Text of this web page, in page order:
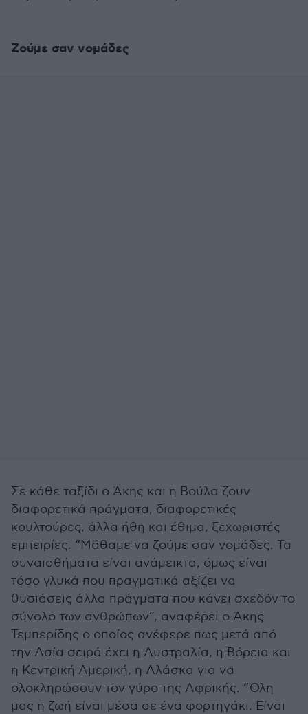
Ζούμε σαν νομάδες
Σε κάθε ταξίδι ο Άκης και η Βούλα ζουν
διαφορετικά πράγματα, διαφορετικές
κουλτούρες, άλλα ήθη και έθιμα, ξεχωριστές
εμπειρίες. “Μάθαμε να ζούμε σαν νομάδες. Τα
συναισθήματα είναι ανάμεικτα, όμως είναι
τόσο γλυκά που πραγματικά αξίζει να
θυσιάσεις άλλα πράγματα που κάνει σχεδόν το
σύνολο των ανθρώπων”, αναφέρει ο Άκης
Τεμπερίδης ο οποίος ανέφερε πως μετά από
την Ασία σειρά έχει η Αυστραλία, η Βόρεια και
η Κεντρική Αμερική, η Αλάσκα για να
ολοκληρώσουν τον γύρο της Αφρικής. “Όλη
μας η ζωή είναι μέσα σε ένα φορτηγάκι. Είναι